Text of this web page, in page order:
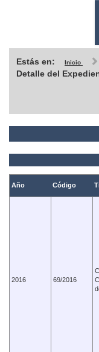
Estás en: Inicio
Detalle del
Año Código
2016 69/2016